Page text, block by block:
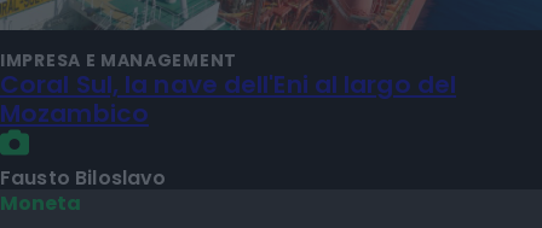
IMPRESA E MANAGEMENT
Coral Sul, la nave dell'Eni al largo del
Mozambico
Fausto Biloslavo
Moneta